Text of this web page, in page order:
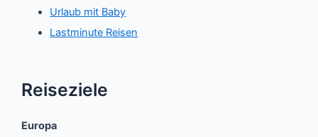
Urlaub mit Baby
Lastminute Reisen
Reiseziele
Europa